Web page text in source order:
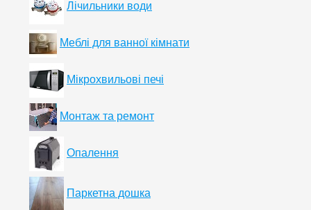
Лічильники води
Меблі для ванної кімнати
Мікрохвильові печі
Монтаж та ремонт
Опалення
Паркетна дошка